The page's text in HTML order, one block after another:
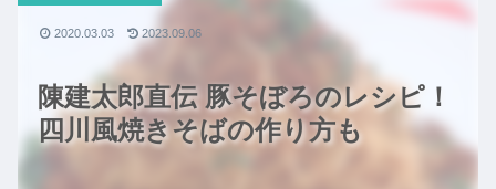
陳建太郎直伝 豚そぼろのレシピ！
四川風焼きそばの作り方も
2020.03.03 2023.09.06